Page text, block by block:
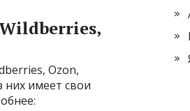
Ozon,
них имеет свои